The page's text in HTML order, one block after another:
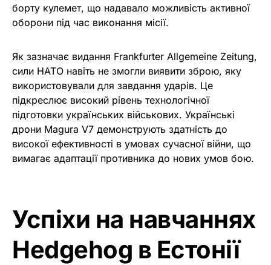
борту кулемет, що надавало можливість активної
оборони під час виконання місії.
Як зазначає видання Frankfurter Allgemeine Zeitung,
сили НАТО навіть не змогли виявити зброю, яку
використовували для завдання ударів. Це
підкреслює високий рівень технологічної
підготовки українських військових. Українські
дрони Magura V7 демонструють здатність до
високої ефективності в умовах сучасної війни, що
вимагає адаптації противника до нових умов бою.
Успіхи на навчаннях
Hedgehog в Естонії